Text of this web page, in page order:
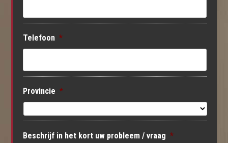
Telefoon *
Provincie *
Beschrijf in het kort uw probleem / vraag *